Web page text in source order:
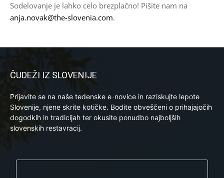
Sodelovanje je lahko celo brezplačno! Pišite nam na
anja.novak@the-slovenia.com.
ČUDEŽI IZ SLOVENIJE
Prijavite se na naše tedenske e-novice in raziskujte lepote
Slovenije, njene skrite kotičke. Bodite obveščeni o prihajajočih
dogodkih in tradicijah ter okusite ponudbo najboljših
slovenskih restavracij.